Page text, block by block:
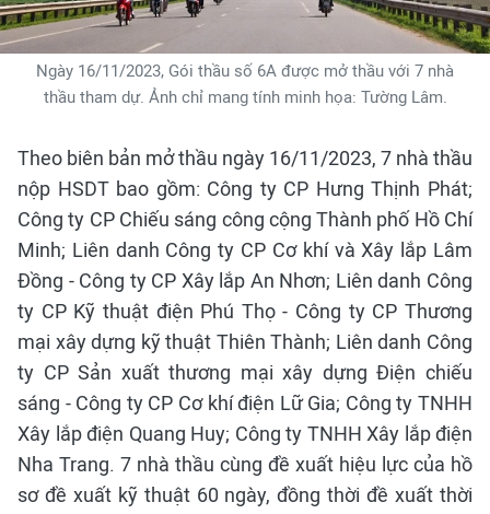
Ngày 16/11/2023, Gói thầu số 6A được mở thầu với 7 nhà
thầu tham dự. Ảnh chỉ mang tính minh họa: Tường Lâm.
Theo biên bản mở thầu ngày 16/11/2023, 7 nhà thầu
nộp HSDT bao gồm: Công ty CP Hưng Thịnh Phát;
Công ty CP Chiếu sáng công cộng Thành phố Hồ Chí
Minh; Liên danh Công ty CP Cơ khí và Xây lắp Lâm
Đồng - Công ty CP Xây lắp An Nhơn; Liên danh Công
ty CP Kỹ thuật điện Phú Thọ - Công ty CP Thương
mại xây dựng kỹ thuật Thiên Thành; Liên danh Công
ty CP Sản xuất thương mại xây dựng Điện chiếu
sáng - Công ty CP Cơ khí điện Lữ Gia; Công ty TNHH
Xây lắp điện Quang Huy; Công ty TNHH Xây lắp điện
Nha Trang. 7 nhà thầu cùng đề xuất hiệu lực của hồ
sơ đề xuất kỹ thuật 60 ngày, đồng thời đề xuất thời